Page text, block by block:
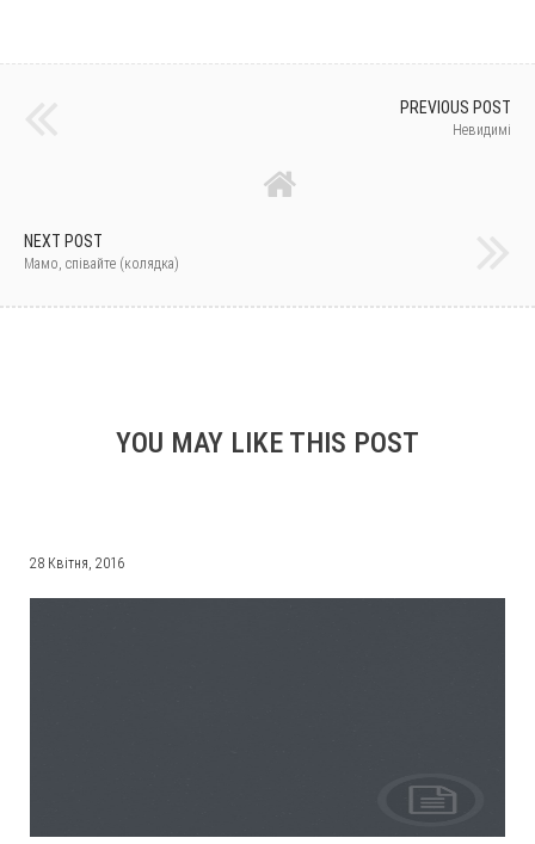
PREVIOUS POST
Невидимі
NEXT POST
Мамо, співайте (колядка)
YOU MAY LIKE THIS POST
28 Квітня, 2016